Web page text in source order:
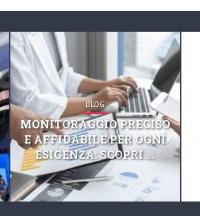
BLOG
MONITORAGGIO PRECISO
E AFFIDABILE PER OGNI
ESIGENZA: SCOPRI ...